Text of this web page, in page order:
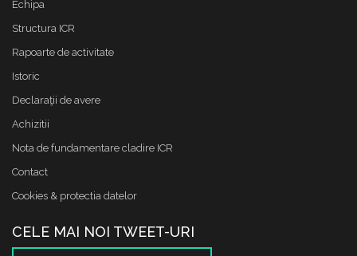
Echipa
Structura ICR
Rapoarte de activitate
Istoric
Declaraţii de avere
Achizitii
Nota de fundamentare cladire ICR
Contact
Cookies & protectia datelor
CELE MAI NOI TWEET-URI